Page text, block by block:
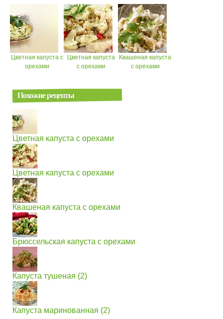
Цветная капуста с
орехами
Цветная капуста
с орехами
Квашеная капуста
с орехами
Похожие рецепты
Цветная капуста с орехами
Цветная капуста с орехами
Квашеная капуста с орехами
Брюссельская капуста с орехами
Капуста тушеная (2)
Капуста маринованная (2)